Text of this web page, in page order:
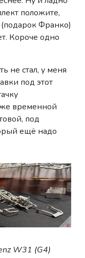
положите,
Франко)
Короче одно
не стал, у меня
под этот
же временной
под
ещё надо
W31 (G4)